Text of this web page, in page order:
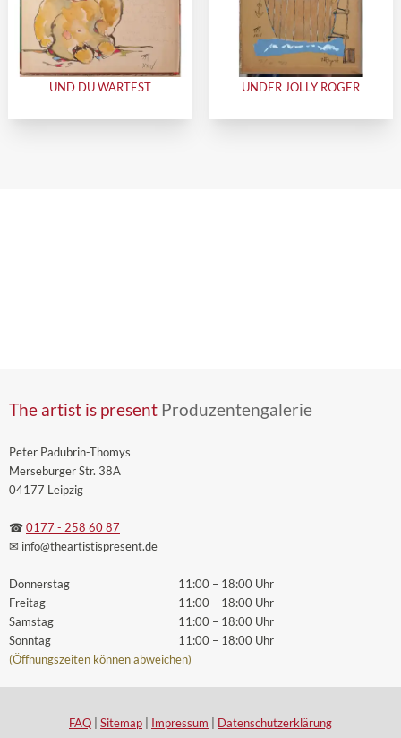
UND DU WARTEST UNDER JOLLY ROGER
The artist is present Produzentengalerie
Peter Padubrin-Thomys
Merseburger Str. 38A
04177 Leipzig
☎ 0177 - 258 60 87
✉ info@theartistispresent.de
Donnerstag
Freitag
Samstag
Sonntag
11:00 – 18:00 Uhr
11:00 – 18:00 Uhr
11:00 – 18:00 Uhr
11:00 – 18:00 Uhr
(Öffnungszeiten können abweichen)
FAQ Sitemap Impressum Datenschutzerklärung